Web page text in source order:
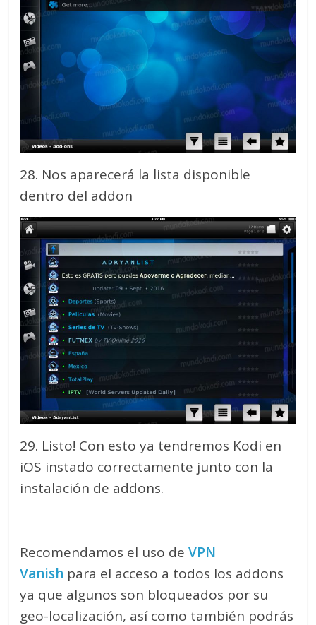
28. Nos aparecerá la lista disponible
dentro del addon
29. Listo! Con esto ya tendremos Kodi en
iOS instado correctamente junto con la
instalación de addons.
Recomendamos el uso deVPN
Vanish para el acceso a todos los addons
ya que algunos son bloqueados por su
geo-localización, así como también podrás